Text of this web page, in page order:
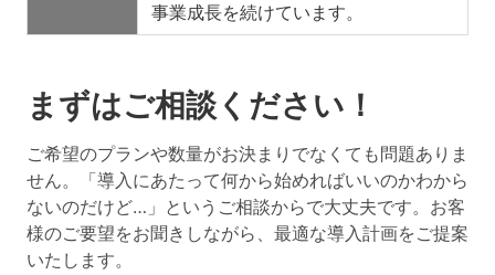
事業成長を続けています。
まずはご相談ください！
ご希望のプランや数量がお決まりでなくても問題ありま
せん。「導入にあたって何から始めればいいのかわから
ないのだけど…」というご相談からで大丈夫です。お客
様のご要望をお聞きしながら、最適な導入計画をご提案
いたします。